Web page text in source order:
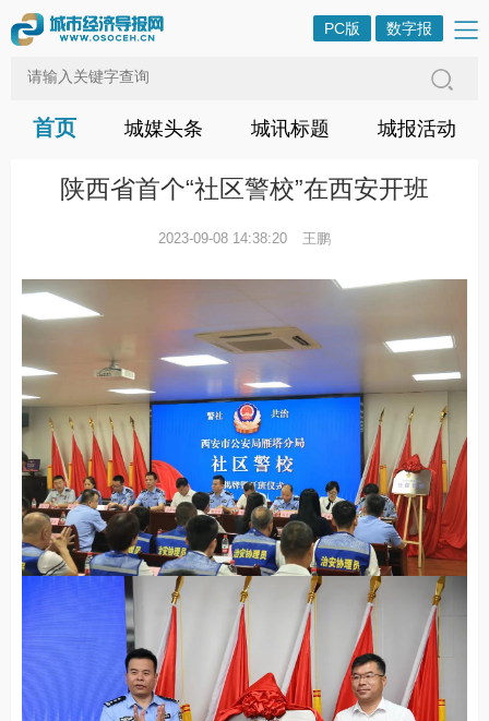
PC版 数字报
首页 城媒头条 城讯标题 城报活动
陕西省首个“社区警校”在西安开班
2023-09-08 14:38:20 王鹏